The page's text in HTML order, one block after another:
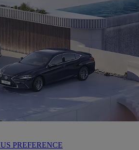
PREFERENCE